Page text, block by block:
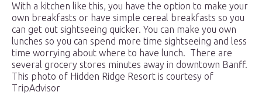
With a kitchen like this, you have the option to make your
own breakfasts or have simple cereal breakfasts so you
can get out sightseeing quicker. You can make you own
lunches so you can spend more time sightseeing and less
time worrying about where to have lunch. There are
several grocery stores minutes away in downtown Banff.
This photo of Hidden Ridge Resort is courtesy of
TripAdvisor